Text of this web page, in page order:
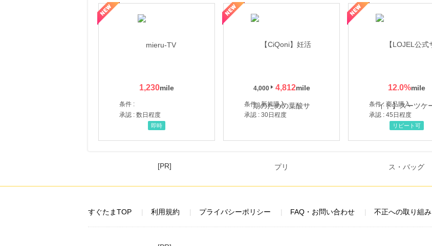
1,230
条件 :
承認 : 数日程度
即時
4,000 4,812
条件 : 新規購入
承認 : 30日程度
12.0%
条件 : 商品購入
承認 : 45日程度
【LOJEL公式サイト】スーツケース・バッグ
リピート可
【ロデオドライブ】創業70年の信頼と高価買取を実現！ブランド品・貴金属の無料査定
[PR]
すぐたまTOP 利用規約 プライバシーポリシー FAQ・お問い合わせ 不正への取り組み